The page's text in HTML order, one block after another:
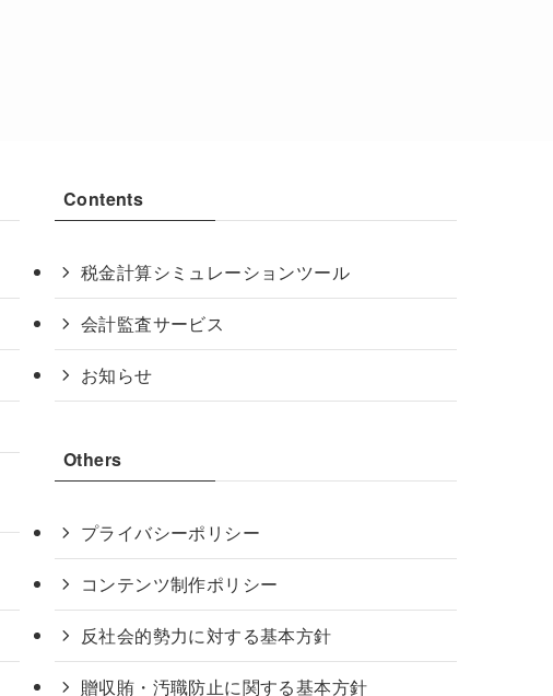
Contents
税金計算シミュレーションツール
会計監査サービス
お知らせ
Others
プライバシーポリシー
コンテンツ制作ポリシー
反社会的勢力に対する基本方針
贈収賄・汚職防止に関する基本方針